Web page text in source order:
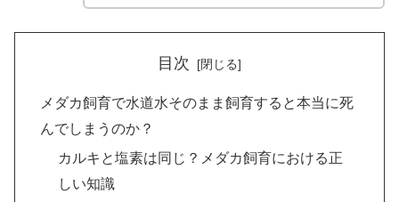
目次
メダカ飼育で水道水そのまま飼育すると本当に死
んでしまうのか？
カルキと塩素は同じ？メダカ飼育における正
しい知識